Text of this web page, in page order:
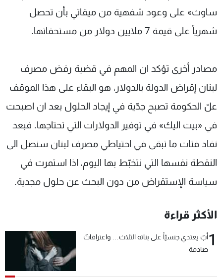
ساوث» على وعود شفهية من ميقاتي بأن تحصل
شهرياً على قيمة 7 ملايين دولار من مستحقاتها.
مصادر أخرى تؤكد ان المهم في قضية رفض مصرف
لبنان إقراض الدولة بالدولار، هو البقاء على هذا الموقف
علّ الحكومة تصبح جدّية في إيجاد الحلول بعد ان اصبحت
في «بيت اليك» في توفير الدولارات التي تحتاجها. فبعد
نفاد فتات ما تبقى في احتياطي مصرف لبنان سنصل الى
النقطة نفسها التي نتخبّط بها اليوم، اذا استمرت في
سياسة الإستقراض من دون البحث عن حلول مجدية.
الأكثر قراءة
1أبٌ يعتدي جنسيّاً على بناته الثلاث… واعترافاتٌ
صادمة